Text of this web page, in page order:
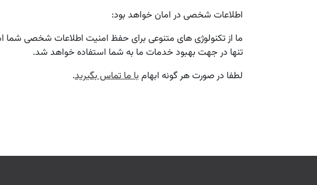
اطلاعات شخصی در امان خواهد بود:
ما از تکنولوژی های متنوعی برای حفظ امنیت اطلاعات شخصی
تنها در جهت بهبود خدمات ما به شما استفاده خواهد شد.
لطفا در صورت هر گونه ابهامبا ما تماس بگیرید.